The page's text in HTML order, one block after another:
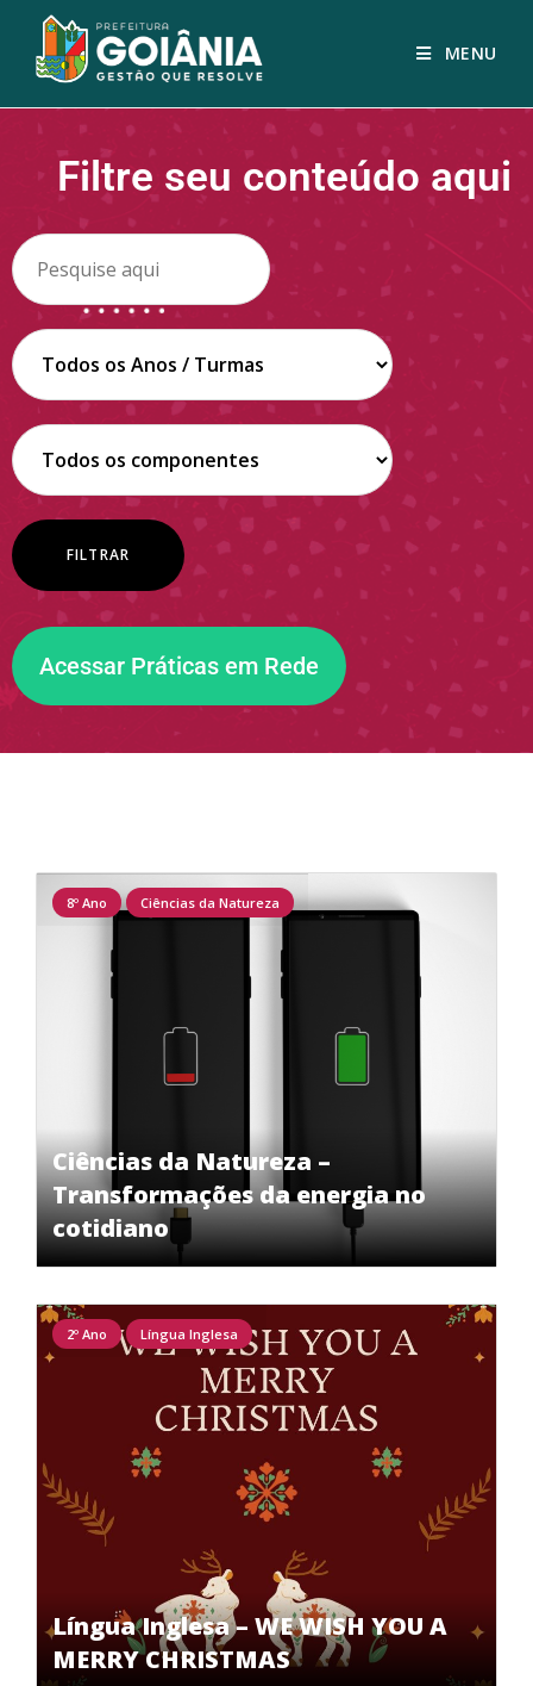
MENU
Filtre seu conteúdo aqui
Acessar Práticas em Rede
Ciências da Natureza –
Transformações da energia no
cotidiano
8º Ano Ciências da Natureza
Língua Inglesa – WE WISH YOU A
MERRY CHRISTMAS
2º Ano Língua Inglesa